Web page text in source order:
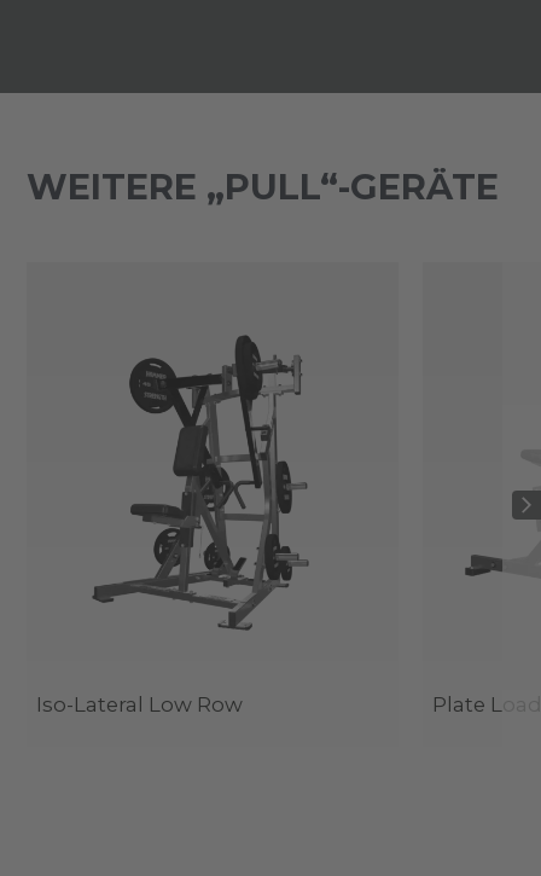
WEITERE „PULL“-GERÄTE
Iso-Lateral Low Row Plate